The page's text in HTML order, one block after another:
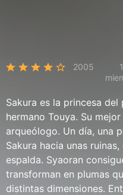
2005
Sakura es la princesa
hermano Touya. Su
arqueólogo. Un día, una
Sakura hacia unas
espalda. Syaoran
transforman en plumas
distintas dimensiones.